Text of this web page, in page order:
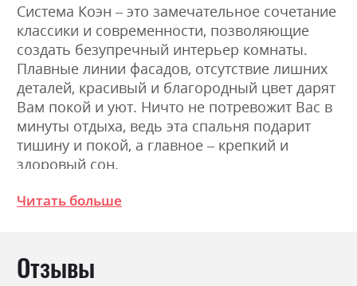
Система Коэн – это замечательное сочетание
классики и современности, позволяющие
создать безупречный интерьер комнаты.
Плавные линии фасадов, отсутствие лишних
деталей, красивый и благородный цвет дарят
Вам покой и уют. Ничто не потревожит Вас в
минуты отдыха, ведь эта спальня подарит
тишину и покой, а главное – крепкий и
здоровый сон.
Цвет (Корпус):
Читать больше
Отзывы